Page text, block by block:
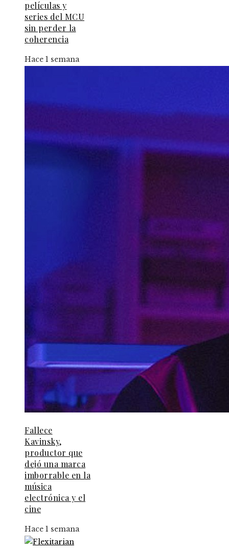
películas y
series del MCU
sin perder la
coherencia
Hace 1 semana
Fallece
Kavinsky,
productor que
dejó una marca
imborrable en la
música
electrónica y el
cine
Hace 1 semana